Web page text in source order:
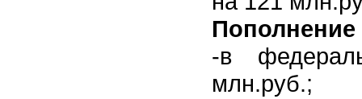
-в
млн.руб.;